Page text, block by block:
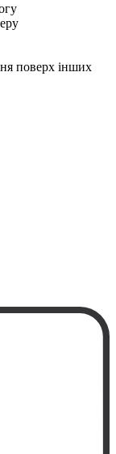
поверх інших